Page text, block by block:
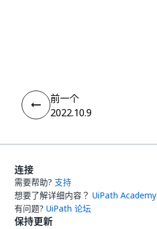
前一个
2022.10.9
连接
需要帮助? 支持
想要了解详细内容？ UiPath Academy
有问题? UiPath 论坛
保持更新